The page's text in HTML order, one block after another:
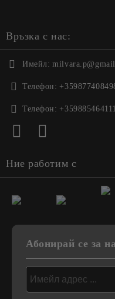
Връзка с нас:
Имейл:
Телефон:
Телефон: +359885464111
Ние работим с
Абонирай се за